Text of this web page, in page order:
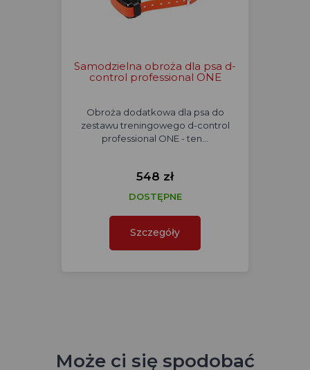
Samodzielna obroża dla psa d-
control professional ONE
Obroża dodatkowa dla psa do
zestawu treningowego d-control
professional ONE - ten…
548 zł
DOSTĘPNE
Szczegóły
Może ci się spodobać